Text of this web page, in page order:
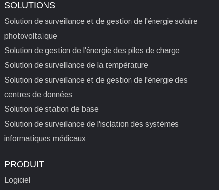
SOLUTIONS
Solution de surveillance et de gestion de l'énergie solaire
photovoltaïque
Solution de gestion de l'énergie des piles de charge
Solution de surveillance de la température
Solution de surveillance et de gestion de l'énergie des
centres de données
Solution de station de base
Solution de surveillance de l'isolation des systèmes
informatiques médicaux
PRODUIT
Logiciel